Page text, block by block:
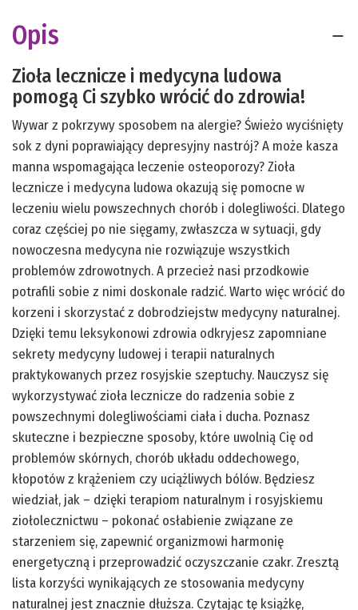
Opis
Zioła lecznicze i medycyna ludowa
pomogą Ci szybko wrócić do zdrowia!
Wywar z pokrzywy sposobem na alergie? Świeżo wyciśnięty
sok z dyni poprawiający depresyjny nastrój? A może kasza
manna wspomagająca leczenie osteoporozy? Zioła
lecznicze i medycyna ludowa okazują się pomocne w
leczeniu wielu powszechnych chorób i dolegliwości. Dlatego
coraz częściej po nie sięgamy, zwłaszcza w sytuacji, gdy
nowoczesna medycyna nie rozwiązuje wszystkich
problemów zdrowotnych. A przecież nasi przodkowie
potrafili sobie z nimi doskonale radzić. Warto więc wrócić do
korzeni i skorzystać z dobrodziejstw medycyny naturalnej.
Dzięki temu leksykonowi zdrowia odkryjesz zapomniane
sekrety medycyny ludowej i terapii naturalnych
praktykowanych przez rosyjskie szeptuchy. Nauczysz się
wykorzystywać zioła lecznicze do radzenia sobie z
powszechnymi dolegliwościami ciała i ducha. Poznasz
skuteczne i bezpieczne sposoby, które uwolnią Cię od
problemów skórnych, chorób układu oddechowego,
kłopotów z krążeniem czy uciążliwych bólów. Będziesz
wiedział, jak – dzięki terapiom naturalnym i rosyjskiemu
ziołolecznictwu – pokonać osłabienie związane ze
starzeniem się, zapewnić organizmowi harmonię
energetyczną i przeprowadzić oczyszczanie czakr. Zresztą
lista korzyści wynikających ze stosowania medycyny
naturalnej jest znacznie dłuższa. Czytając tę książkę,